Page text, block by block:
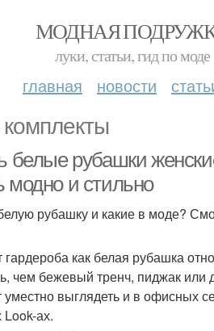
МОДНАЯ
луки, статьи, гид по моде
главная новости
белые рубашки
модно и стильно
рубашку и какие в моде?
гардероба как белая рубашка
чем бежевый тренч, пиджак или
уместно выглядеть и в офисных
ах.